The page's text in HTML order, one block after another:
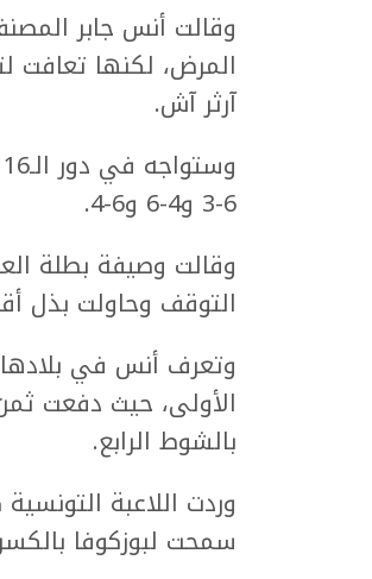
وقالت أنس جابر
آرثر آش.
6-3 و4-6 و6-4.
وقالت وصيفة بطلة
التوقف وحاولت بذل
وتعرف أنس في
الأولى، حيث دفعت
بالشوط الرابع.
وردت اللاعبة
سمحت لبوزكوفا